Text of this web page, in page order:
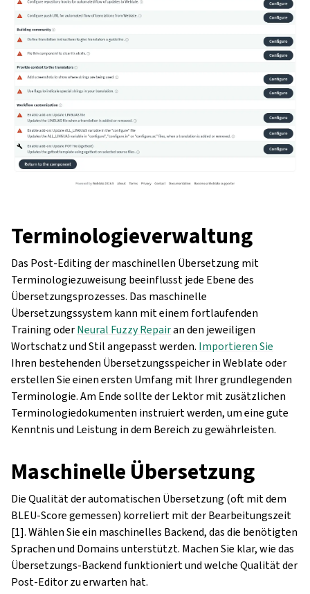
Terminologieverwaltung
Das Post-Editing der maschinellen Übersetzung mit
Terminologiezuweisung beeinflusst jede Ebene des
Übersetzungsprozesses. Das maschinelle
Übersetzungssystem kann mit einem fortlaufenden
Training oderNeural Fuzzy Repairan den jeweiligen
Wortschatz und Stil angepasst werden. Importieren Sie
Ihren bestehenden Übersetzungsspeicher in Weblate oder
erstellen Sie einen ersten Umfang mit Ihrer grundlegenden
Terminologie. Am Ende sollte der Lektor mit zusätzlichen
Terminologiedokumenten instruiert werden, um eine gute
Kenntnis und Leistung in dem Bereich zu gewährleisten.
Maschinelle Übersetzung
Die Qualität der automatischen Übersetzung (oft mit dem
BLEU-Score gemessen) korreliert mit der Bearbeitungszeit
[1]. Wählen Sie ein maschinelles Backend, das die benötigten
Sprachen und Domains unterstützt. Machen Sie klar, wie das
Übersetzungs-Backend funktioniert und welche Qualität der
Post-Editor zu erwarten hat.